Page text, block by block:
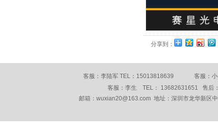
分享到：
客服：李陆军 TEL：15013818639 客服
客服：李生 TEL： 13682631651 售后
邮箱：wuxian20@163.com 地址：深圳市龙华新区